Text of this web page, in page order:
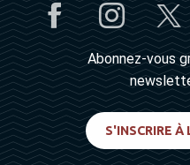
Abonnez-vous
S'INSCRIRE À